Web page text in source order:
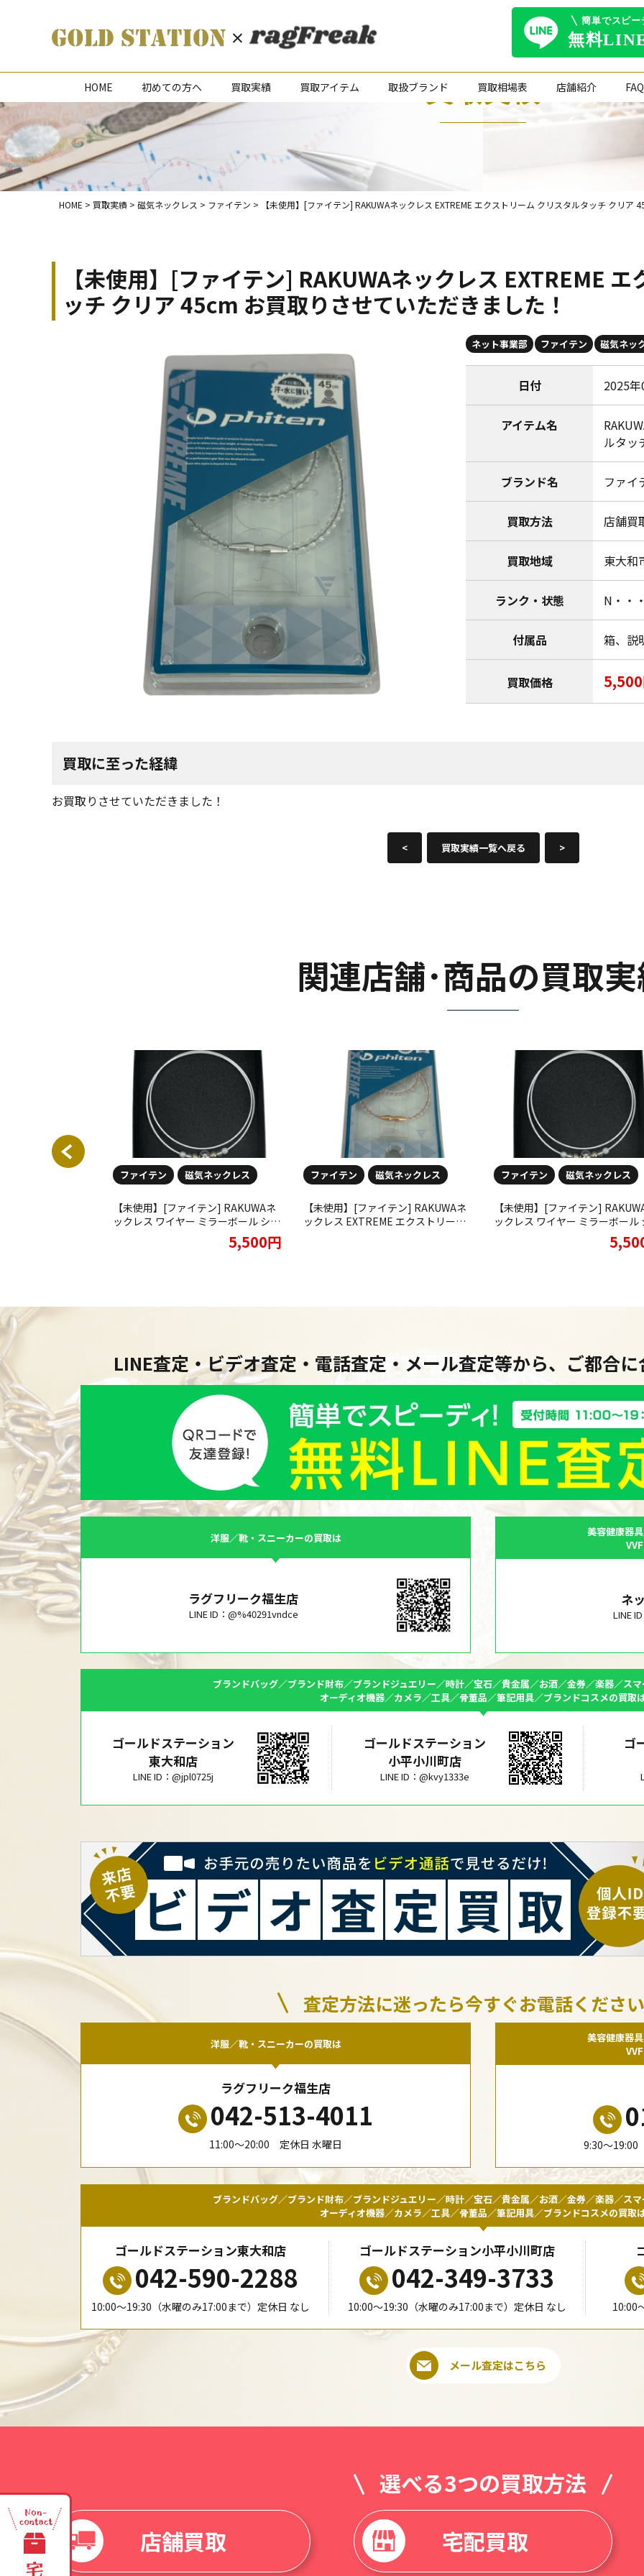
HOME 初めての方へ 買取実績 買取アイテム 取扱ブランド 買取相場表 店舗紹介 FAQ
買取実績
HOME > 買取実績 > 磁気ネックレス > ファイテン > 【未使用】[ファイテン] RAKUWAネックレス EXTREME エクストリーム クリスタルタッチ クリア
【未使用】[ファイテン] RAKUWAネックレス EXTREME
ッチ クリア 45cm お買取りさせていただきました！
ネット事業部 ファイテン 磁気ネッ
日付 2025
アイテム名
ルタッ
ブランド名 ファ
買取方法 店舗買
買取地域 東大和
ランク・状態 N・・
付属品 箱、説
買取価格
買取に至った経緯
お買取りさせていただきました！
< 買取実績一覧へ戻る >
関連店舗･商品の買取
ファイテン 磁気ネックレス
【未使用】[ファイテン] RAKUWAネ
ックレス ワイヤー ミラーボール シル
バー/ゴールド 50cmお買取りさせて
5,500円
ファイテン 磁気ネックレス
【未使用】[ファイテン] RAKUWAネ
ックレス EXTREME エクストリーム
ファイテン 磁気ネックレス
【未使用】[ファイテン] RAKUWAネ
ックレス ワイヤー ミラーボール
バー/ゴールド 40cmお買取りさ
LINE査定・ビデオ査定・電話査定・メール査定等から、ご都合
洋服／靴・スニーカーの買取は
ラグフリーク福生店
LINE ID：@%40291vndce
美容健康器
ネ
LINE
ブランドバッグ／ブランド財布／ブランドジュエリー／時計／宝石／貴金属／お酒／金券／楽器／ス
オーディオ機器／カメラ／工具／骨董品／筆記用具／ブランドコスメの買取
ゴールドステーション
東大和店
LINE ID：@jpl0725j
ゴールドステーション
小平小川町店
LINE ID：@kvy1333e
ゴ
査定方法に迷ったら今すぐお電話くださ
洋服／靴・スニーカーの買取は
ラグフリーク福生店
042-513-4011
11:00〜20:00 定休日 水曜日
美容健康器
9:30〜19:00
ブランドバッグ／ブランド財布／ブランドジュエリー／時計／宝石／貴金属／お酒／金券／楽器／ス
オーディオ機器／カメラ／工具／骨董品／筆記用具／ブランドコスメの買取
ゴールドステーション東大和店
042-590-2288
10:00〜19:30（水曜のみ17:00まで）定休日 なし
ゴールドステーション小平小川町店
042-349-3733
10:00〜19:30（水曜のみ17:00まで）定休日 なし 10:00
メール査定はこちら
選べる3つの買取方法
店舗買取
宅配買取